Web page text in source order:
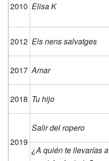
2010 Elisa K
2012 Els nens salvatges
2017 Amar
2018 Tu hijo
2019
Salir del ropero
¿A quién te llevarías a